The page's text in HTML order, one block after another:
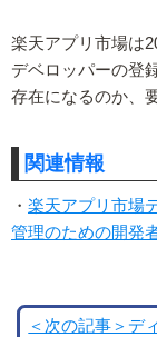
楽天アプリ市場は
デベロッパーの登
存在になるのか、
関連情報
・ 楽天アプリ市場
管理のための開発
＜次の記事＞デ